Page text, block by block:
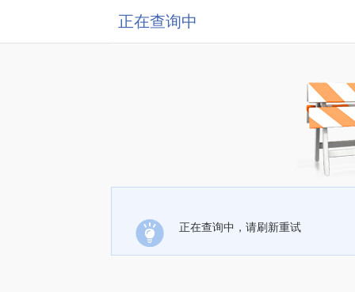
正在查询中
正在查询中，请刷新重试